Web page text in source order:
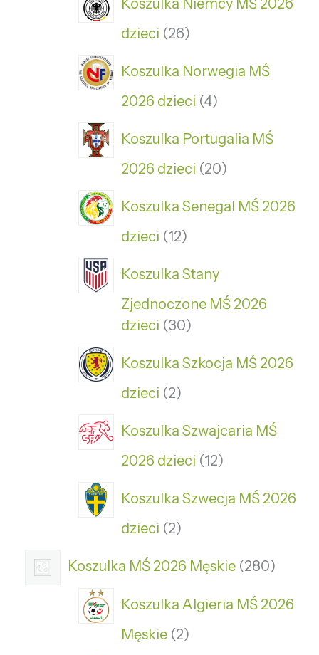
Koszulka Niemcy MŚ 2026
dzieci 26
Koszulka Norwegia MŚ
2026 dzieci 4
Koszulka Portugalia MŚ
2026 dzieci 20
Koszulka Senegal MŚ 2026
dzieci 12
Koszulka Stany
Zjednoczone MŚ 2026
dzieci 30
Koszulka Szkocja MŚ 2026
dzieci 2
Koszulka Szwajcaria MŚ
2026 dzieci 12
Koszulka Szwecja MŚ 2026
dzieci 2
Koszulka MŚ 2026 Męskie 280
Koszulka Algieria MŚ 2026
Męskie 2